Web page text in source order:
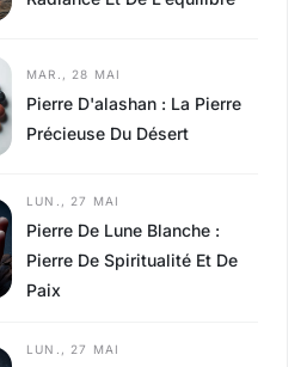
MAR., 28 MAI
Pierre D'alashan : La Pierre
Précieuse Du Désert
LUN., 27 MAI
Pierre De Lune Blanche :
Pierre De Spiritualité Et De
Paix
LUN., 27 MAI